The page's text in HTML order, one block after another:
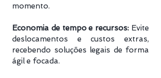
momento.
Economia de tempo e recursos: Evite
deslocamentos e custos extras,
recebendo soluções legais de forma
ágil e focada.